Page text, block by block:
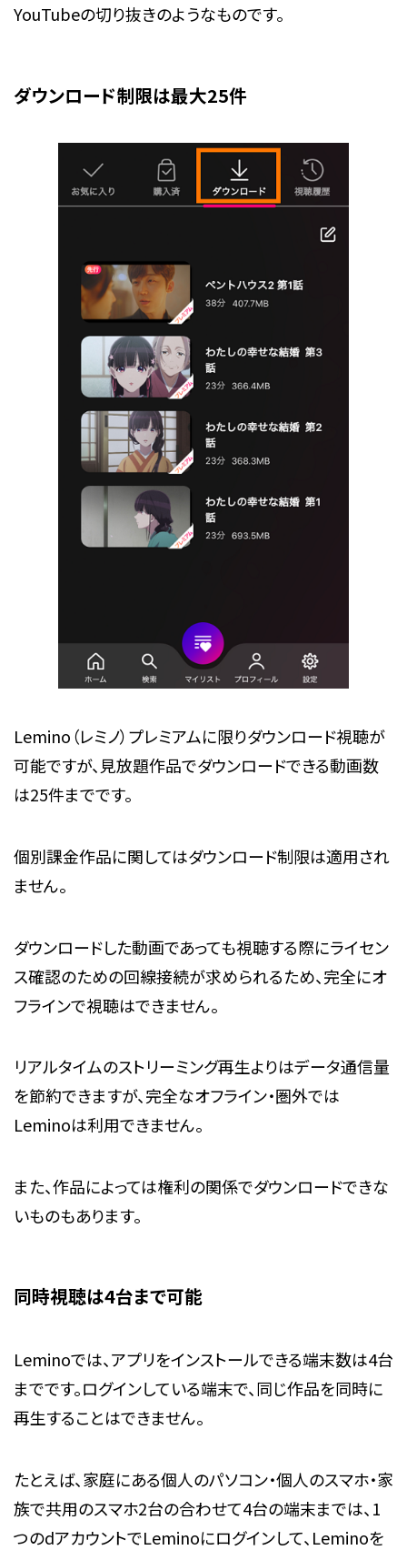
YouTubeの切り抜きのようなものです。
ダウンロード制限は最大25件
Lemino（レミノ）プレミアムに限りダウンロード視聴が
可能ですが、見放題作品でダウンロードできる動画数
は25件までです。
個別課金作品に関してはダウンロード制限は適用され
ません。
ダウンロードした動画であっても視聴する際にライセン
ス確認のための回線接続が求められるため、完全にオ
フラインで視聴はできません。
リアルタイムのストリーミング再生よりはデータ通信量
を節約できますが、完全なオフライン・圏外では
Leminoは利用できません。
また、作品によっては権利の関係でダウンロードできな
いものもあります。
同時視聴は4台まで可能
Leminoでは、アプリをインストールできる端末数は4台
までです。ログインしている端末で、同じ作品を同時に
再生することはできません。
たとえば、家庭にある個人のパソコン・個人のスマホ・家
族で共用のスマホ2台の合わせて4台の端末までは、1
つのdアカウントでLeminoにログインして、Leminoを